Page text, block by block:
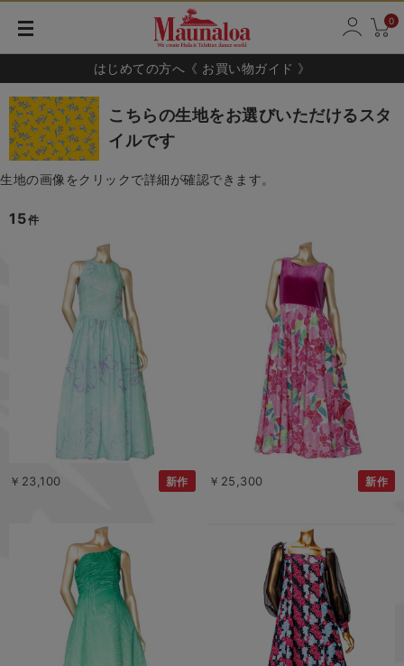
0
はじめての方へ《 お買い物ガイド 》
こちらの生地をお選びいただけるスタ
イルです
生地の画像をクリックで詳細が確認できます。
15件
￥23,100 新作 ￥25,300 新作